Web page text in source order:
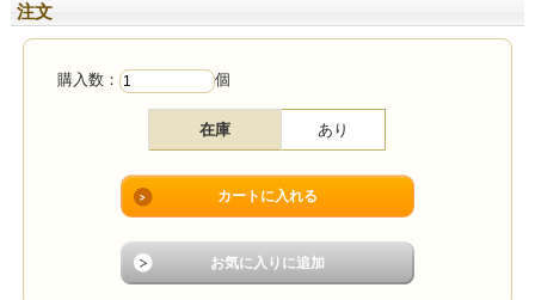
注文
購入数： 個
在庫 あり